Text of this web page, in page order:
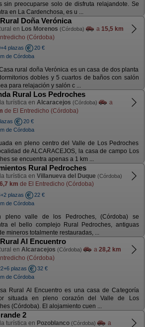
sin preocuparse solo de disfruta relajandote. Se
en La Cardenchosa, es u ...
Doña Verónica
en Los Morenos (Córdoba) a 15,5 km
(Córdoba)
plazas
20 €
de Córdoba
rural doña Verónica es un casa de dos planta
dobles y 5 cuartos de baños con salón
para relajación y salón c ...
Rural Los Pedroches
turística en Alcaracejos (Córdoba)
a
de El Entredicho (Córdoba)
20 €
de Córdoba
en pleno centro del Valle de Los Pedroches
de ALCARACEJOS, la casa de campo Los
se encuentra apenas a 1 km ...
Rural Pedroches
turística en Villanueva del Duque (Córdoba)
km de El Entredicho (Córdoba)
plazas
22 €
de Córdoba
pleno valle de los Pedroches, (Córdoba) se
el bello complejo Rural Pedroches, antiguas
mineros totalmente restauradas, ...
Al Encuentro
en Alcaracejos (Córdoba) a 28,2 km
(Córdoba)
plazas
32 €
de Córdoba
Rural Al Encuentro es una casa de Categoría
situada en pleno corazón del Valle de Los
(Córdoba). El alojamiento cuen ...
2
turística en Pozoblanco (Córdoba)
a